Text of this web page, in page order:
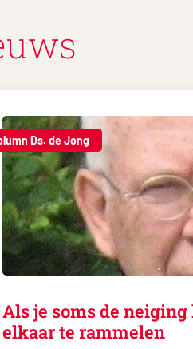
Ds. de Jong
Als je soms de
elkaar te rammelen